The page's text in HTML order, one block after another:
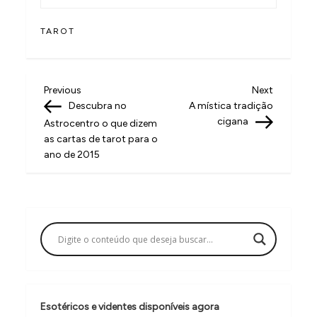
TAROT
N
a
v
e
ç
ã
d
Previous
Post
Previous
Descubra no
Astrocentro o que dizem
as cartas de tarot para o
ano de 2015
Next
Post
Next
A mística tradição
cigana
Esotéricos e videntes disponíveis agora